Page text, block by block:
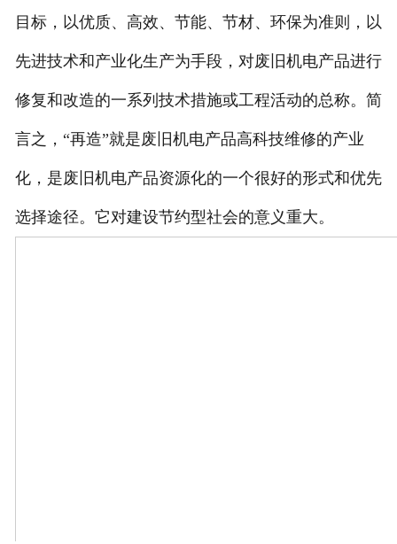
目标，以优质、高效、节能、节材、环保为准则，以
先进技术和产业化生产为手段，对废旧机电产品进行
修复和改造的一系列技术措施或工程活动的总称。简
言之，“再造”就是废旧机电产品高科技维修的产业
化，是废旧机电产品资源化的一个很好的形式和优先
选择途径。它对建设节约型社会的意义重大。